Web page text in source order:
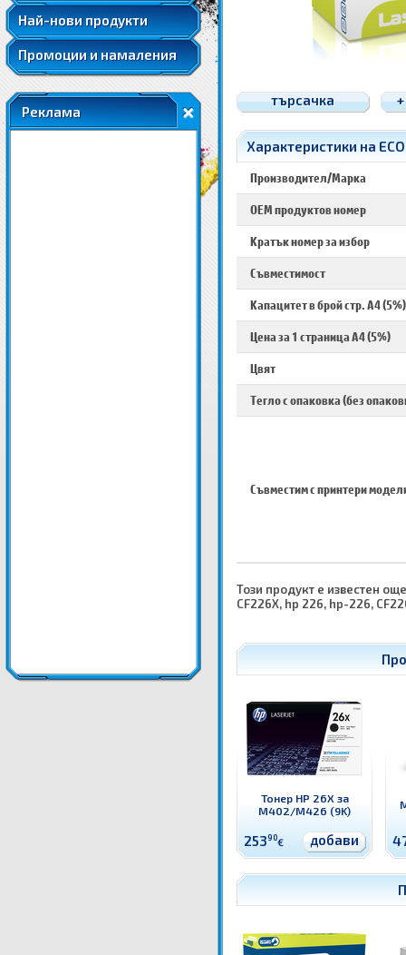
Най-нови продукти
Промоции и намаления
Реклама
търсачка
Характеристики на
Производител/Марка
OEM продуктов номер
Кратък номер за избор
Съвместимост
Капацитет в брой стр. A4 (5%)
Цена за 1 страница A4 (5%)
Цвят
Тегло с опаковка (без
Съвместим с принтери
Този продукт е известен
CF226X, hp 226, hp-226,
Тонер HP 26X за
M402/M426 (9K)
25390€ добави